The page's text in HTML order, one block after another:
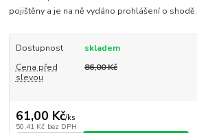
pojištěny a je na ně vydáno prohlášení o shodě.
Dostupnost
skladem
Cena před
slevou
86,00 Kč
61,00 Kč/ks
50,41 Kč bez DPH